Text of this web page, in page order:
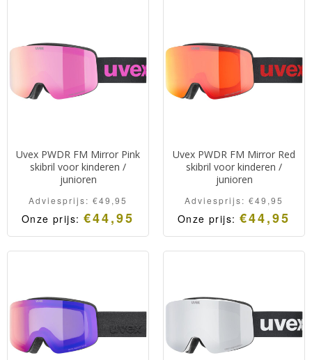
Uvex PWDR FM Mirror Pink
skibril voor kinderen /
junioren
Adviesprijs: €49,95
Onze prijs: €44,95
Uvex PWDR FM Mirror Red
skibril voor kinderen /
junioren
Adviesprijs: €49,95
Onze prijs: €44,95